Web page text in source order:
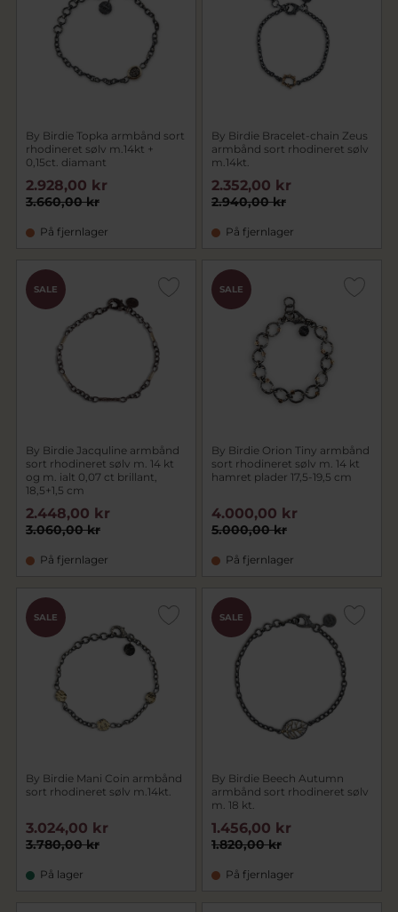
By Birdie Topka armbånd sort
rhodineret sølv m.14kt +
0,15ct. diamant
3.660,00 kr
2.928,00 kr
På fjernlager
By Birdie Bracelet-chain Zeus
armbånd sort rhodineret sølv
m.14kt.
2.940,00 kr
2.352,00 kr
På fjernlager
SALE
By Birdie Jacquline armbånd
sort rhodineret sølv m. 14 kt
og m. ialt 0,07 ct brillant,
18,5+1,5 cm
3.060,00 kr
2.448,00 kr
På fjernlager
SALE
By Birdie Orion Tiny armbånd
sort rhodineret sølv m. 14 kt
hamret plader 17,5-19,5 cm
5.000,00 kr
4.000,00 kr
På fjernlager
SALE
By Birdie Mani Coin armbånd
sort rhodineret sølv m.14kt.
3.780,00 kr
3.024,00 kr
På lager
SALE
By Birdie Beech Autumn
armbånd sort rhodineret sølv
m. 18 kt.
1.820,00 kr
1.456,00 kr
På fjernlager